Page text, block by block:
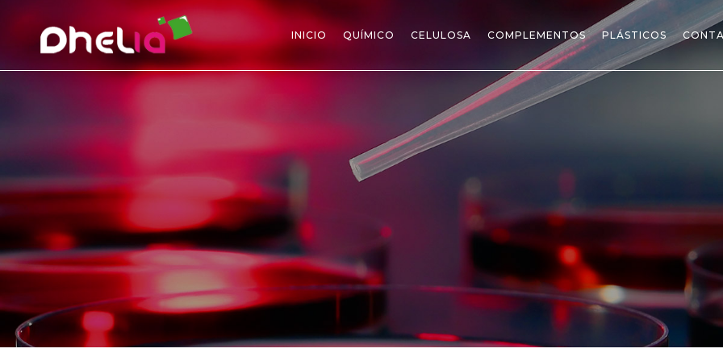
INICIO QUÍMICO CELULOSA COMPLEMENTOS PLÁSTICOS